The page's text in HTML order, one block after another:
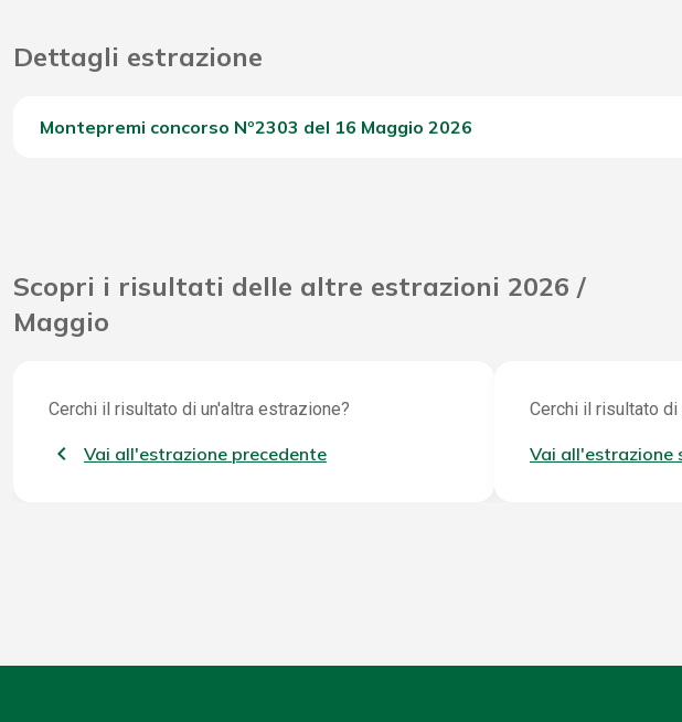
Dettagli estrazione
Montepremi concorso Nº2303 del 16 Maggio 2026
Scopri i risultati delle altre estrazioni 2026 /
Maggio
Cerchi il risultato di un'altra estrazione?
Vai all'estrazione precedente
Cerchi il risultato di
Vai all'estrazione